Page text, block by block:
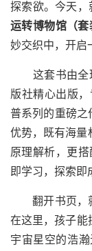
探索欲。今天
运转博物馆（套
妙交织中，开启
这套书由全球
版社精心出版
普系列的重磅之
优势，既有海量
原理解析，更
即学习，探索即
翻开书页，就
在这里，孩子
宇宙星空的浩